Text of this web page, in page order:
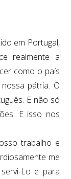
em Portugal,
realmente a
como o país
pátria. O
E não só
E isso nos
trabalho e
me
Lo e para